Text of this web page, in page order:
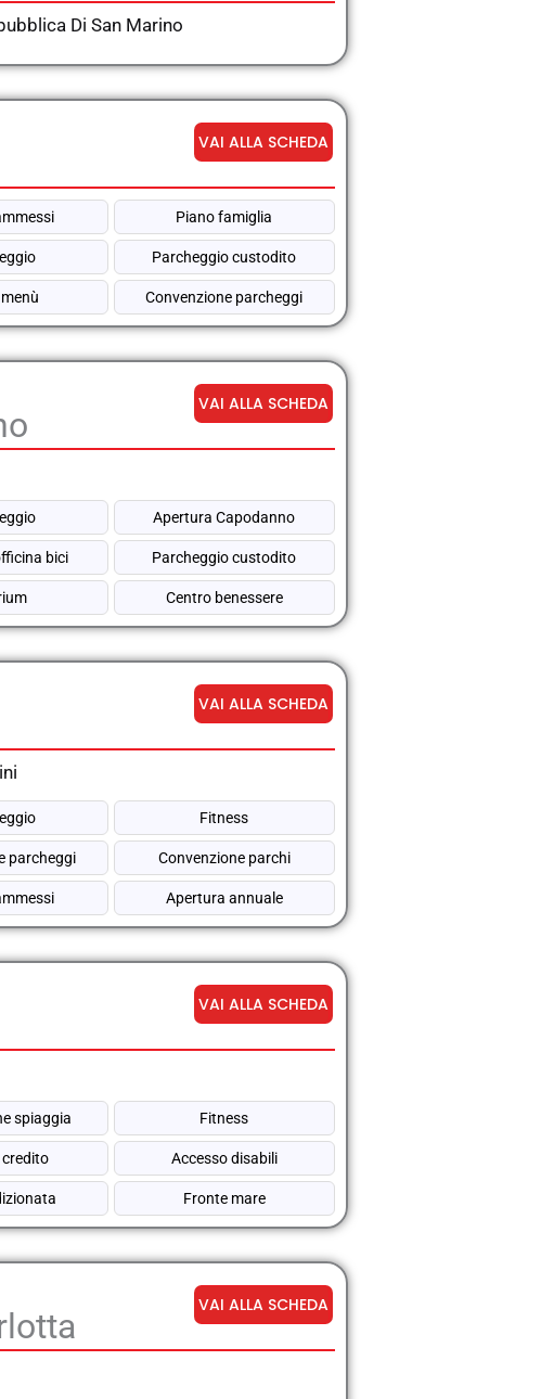
Di San Marino
VAI ALLA SCHEDA
Piano famiglia
Parcheggio custodito
Convenzione parcheggi
VAI ALLA SCHEDA
Apertura Capodanno
bici Parcheggio custodito
Centro benessere
VAI ALLA SCHEDA
Fitness
parcheggi Convenzione parchi
Apertura annuale
VAI ALLA SCHEDA
spiaggia Fitness
credito Accesso disabili
Fronte mare
VAI ALLA SCHEDA